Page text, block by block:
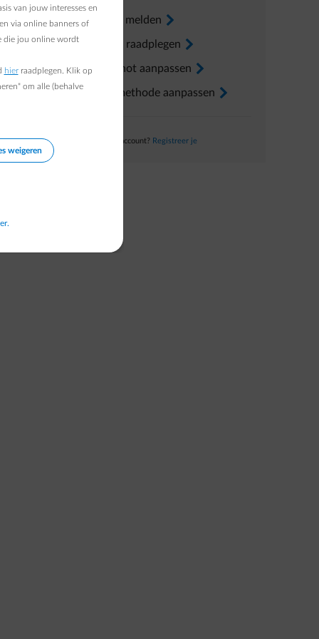
Verhuis melden arrow-right
Factuur raadplegen arrow-right
Voorschot aanpassen arrow-right
Betaalmethode aanpassen arrow-right
Nog geen account? Registreer je
van jouw interesses en
via online banners of
die jou online wordt
hierraadplegen. Klik op
om alle (behalve
weigeren